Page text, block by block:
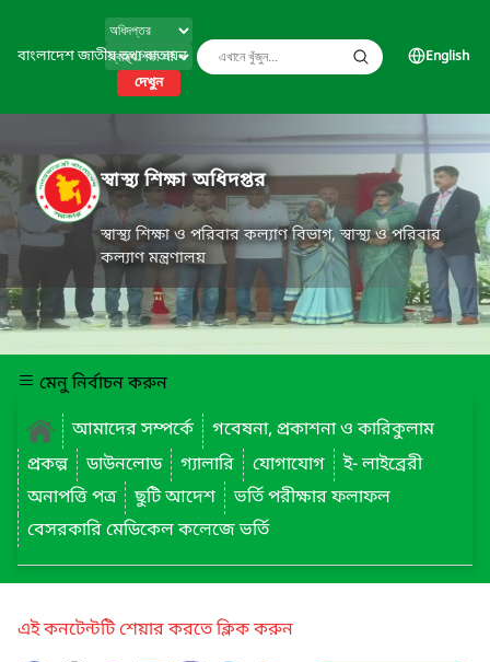
বাংলাদেশ জাতীয় তথ্য বাতায়ন
দেখুন
English
স্বাস্থ্য শিক্ষা অধিদপ্তর
স্বাস্থ্য শিক্ষা ও পরিবার কল্যাণ বিভাগ, স্বাস্থ্য ও পরিবার
কল্যাণ মন্ত্রণালয়
মেনু নির্বাচন করুন
আমাদের সম্পর্কে
গবেষনা, প্রকাশনা ও কারিকুলাম
প্রকল্প
ডাউনলোড গ্যালারি যোগাযোগ
ই- লাইব্রেরী
অনাপত্তি পত্র
ছুটি আদেশ
ভর্তি পরীক্ষার ফলাফল
বেসরকারি মেডিকেল কলেজে ভর্তি
এই কনটেন্টটি শেয়ার করতে ক্লিক করুন